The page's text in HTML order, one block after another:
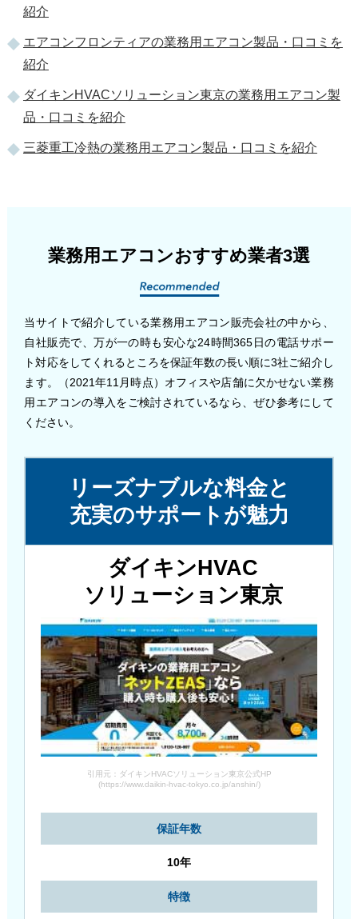
紹介
エアコンフロンティアの業務用エアコン製品・口コミを
紹介
ダイキンHVACソリューション東京の業務用エアコン製
品・口コミを紹介
三菱重工冷熱の業務用エアコン製品・口コミを紹介
業務用エアコンおすすめ業者3選
当サイトで紹介している業務用エアコン販売会社の中から、
自社販売で、万が一の時も安心な24時間365日の電話サポー
ト対応をしてくれるところを保証年数の長い順に3社ご紹介し
ます。（2021年11月時点）オフィスや店舗に欠かせない業務
用エアコンの導入をご検討されているなら、ぜひ参考にして
ください。
リーズナブルな料金と
充実のサポートが魅力
ダイキンHVAC
ソリューション東京
引用元：ダイキンHVACソリューション東京公式HP
(https://www.daikin-hvac-tokyo.co.jp/anshin/)
保証年数
10年
特徴